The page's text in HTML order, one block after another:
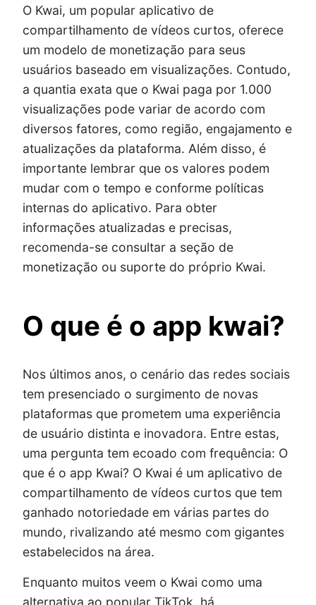
O Kwai, um popular aplicativo de
compartilhamento de vídeos curtos, oferece
um modelo de monetização para seus
usuários baseado em visualizações. Contudo,
a quantia exata que o Kwai paga por 1.000
visualizações pode variar de acordo com
diversos fatores, como região, engajamento e
atualizações da plataforma. Além disso, é
importante lembrar que os valores podem
mudar com o tempo e conforme políticas
internas do aplicativo. Para obter
informações atualizadas e precisas,
recomenda-se consultar a seção de
monetização ou suporte do próprio Kwai.
O que é o app kwai?
Nos últimos anos, o cenário das redes sociais
tem presenciado o surgimento de novas
plataformas que prometem uma experiência
de usuário distinta e inovadora. Entre estas,
uma pergunta tem ecoado com frequência: O
que é o app Kwai? O Kwai é um aplicativo de
compartilhamento de vídeos curtos que tem
ganhado notoriedade em várias partes do
mundo, rivalizando até mesmo com gigantes
estabelecidos na área.
Enquanto muitos veem o Kwai como uma
alternativa ao popular TikTok, há